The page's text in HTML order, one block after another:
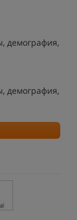
демография,
демография,